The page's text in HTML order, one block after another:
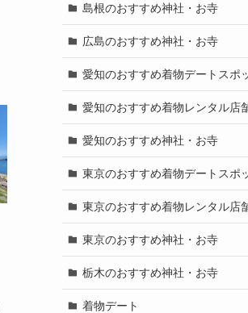
島根のおすすめ神社・お寺
広島のおすすめ神社・お寺
愛知のおすすめ着物デートスポ
愛知のおすすめ着物レンタル店
愛知のおすすめ神社・お寺
東京のおすすめ着物デートスポ
東京のおすすめ着物レンタル店
東京のおすすめ神社・お寺
栃木のおすすめ神社・お寺
着物デート